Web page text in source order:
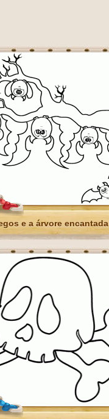
e a árvore encantada